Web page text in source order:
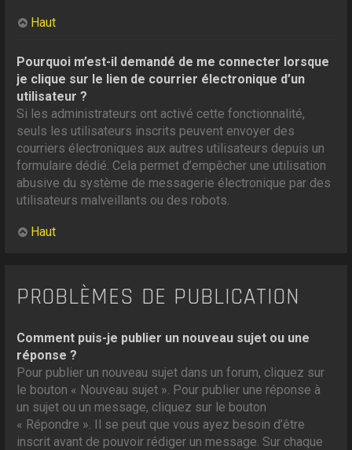
Haut
Pourquoi m’est-il demandé de me connecter lorsque
je clique sur le lien de courrier électronique d’un
utilisateur ?
Si les administrateurs ont activé cette fonctionnalité,
seuls les utilisateurs inscrits peuvent envoyer des
courriers électroniques aux autres utilisateurs depuis un
formulaire dédié. Cela permet d’empêcher une utilisation
abusive du système de messagerie électronique par des
utilisateurs malveillants ou des robots.
Haut
PROBLÈMES DE PUBLICATION
Comment puis-je publier un nouveau sujet ou une
réponse ?
Pour publier un nouveau sujet dans un forum, cliquez sur
le bouton « Nouveau sujet ». Pour publier une réponse à
un sujet ou un message, cliquez sur le bouton
« Répondre ». Il se peut que vous ayez besoin d’être
inscrit avant de pouvoir rédiger un message. Sur chaque